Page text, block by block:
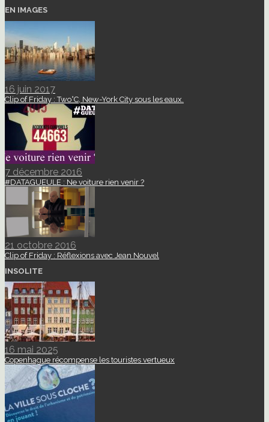
EN IMAGES
16 juin 2017
Clip of Friday : Two°C, New-York City sous les eaux.
7 décembre 2016
#DATAGUEULE : Ne voiture rien venir ?
21 octobre 2016
Clip of Friday : Réflexions avec Jean Nouvel
INSOLITE
16 mai 2025
Copenhague récompense les touristes vertueux